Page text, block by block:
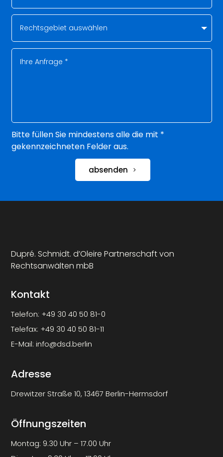
Bitte füllen Sie mindestens alle die mit *
gekennzeichneten Felder aus.
absenden
Dupré. Schmidt. d’Oleire Partnerschaft von
Rechtsanwälten mbB
Kontakt
Telefon: +49 30 40 50 81-0
Telefax: +49 30 40 50 81-11
E-Mail:info@dsd.berlin
Adresse
Drewitzer Straße 10, 13467 Berlin-Hermsdorf
Öffnungszeiten
Montag: 9.30 Uhr – 17.00 Uhr